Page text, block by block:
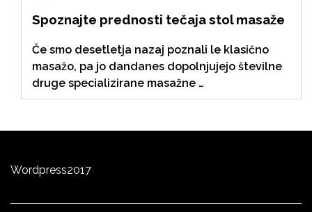
Spoznajte prednosti tečaja stol masaže
Če smo desetletja nazaj poznali le klasično
masažo, pa jo dandanes dopolnjujejo številne
druge specializirane masažne …
Wordpress2017